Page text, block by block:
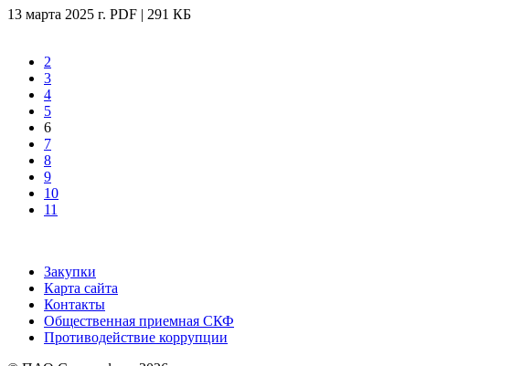
13 марта 2025 г. PDF | 291 КБ
2
3
4
5
6
7
8
9
10
11
Закупки
Карта сайта
Контакты
Общественная приемная СКФ
Противодействие коррупции